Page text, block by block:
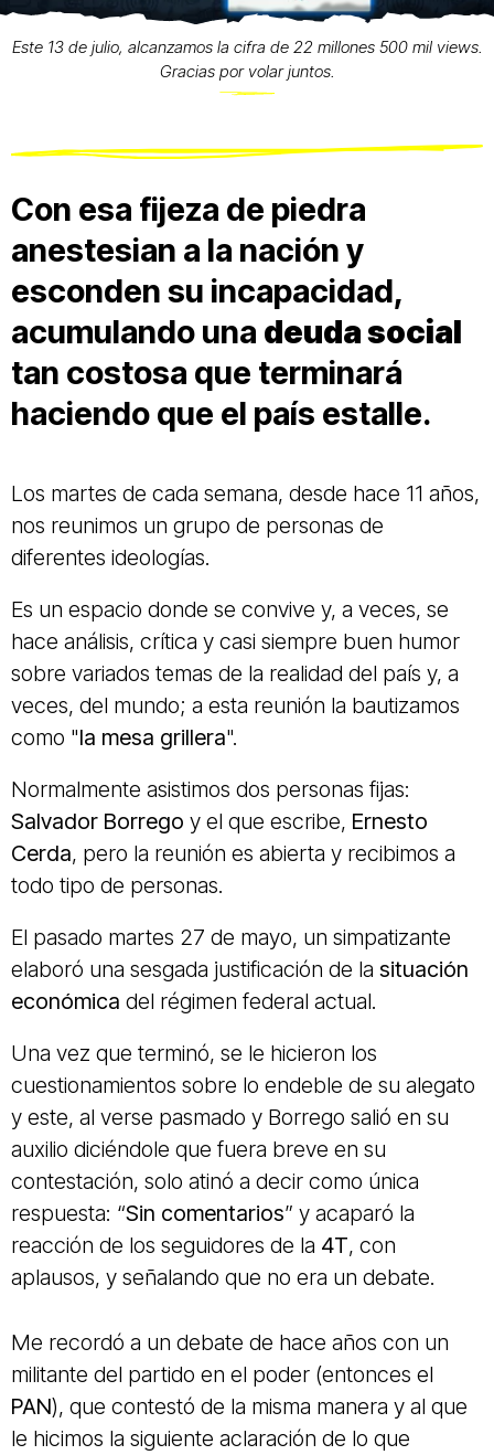
Este 13 de julio, alcanzamos la cifra de 22 millones 500 mil views.
Gracias por volar juntos.
Con esa fijeza de piedra
anestesian a la nación y
esconden su incapacidad,
acumulando una deuda social
tan costosa que terminará
haciendo que el país estalle.
Los martes de cada semana, desde hace 11 años,
nos reunimos un grupo de personas de
diferentes ideologías.
Es un espacio donde se convive y, a veces, se
hace análisis, crítica y casi siempre buen humor
sobre variados temas de la realidad del país y, a
veces, del mundo; a esta reunión la bautizamos
como "la mesa grillera".
Normalmente asistimos dos personas fijas:
Salvador Borrego y el que escribe, Ernesto
Cerda, pero la reunión es abierta y recibimos a
todo tipo de personas.
El pasado martes 27 de mayo, un simpatizante
elaboró una sesgada justificación de la situación
económica del régimen federal actual.
Una vez que terminó, se le hicieron los
cuestionamientos sobre lo endeble de su alegato
y este, al verse pasmado y Borrego salió en su
auxilio diciéndole que fuera breve en su
contestación, solo atinó a decir como única
respuesta: “Sin comentarios” y acaparó la
reacción de los seguidores de la 4T, con
aplausos, y señalando que no era un debate.
Me recordó a un debate de hace años con un
militante del partido en el poder (entonces el
PAN), que contestó de la misma manera y al que
le hicimos la siguiente aclaración de lo que